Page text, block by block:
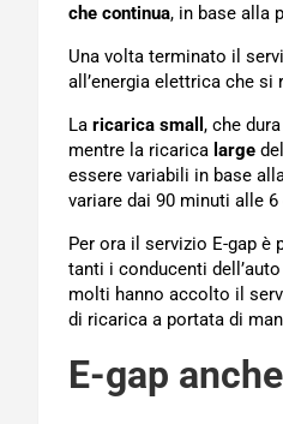
che continua, in base alla
Una volta terminato il
all’energia elettrica che
La ricarica small , che
mentre la ricarica large
essere variabili in base
variare dai 90 minuti alle
Per ora il servizio E-gap è
tanti i conducenti
molti hanno accolto il
di ricarica a portata di
E-gap